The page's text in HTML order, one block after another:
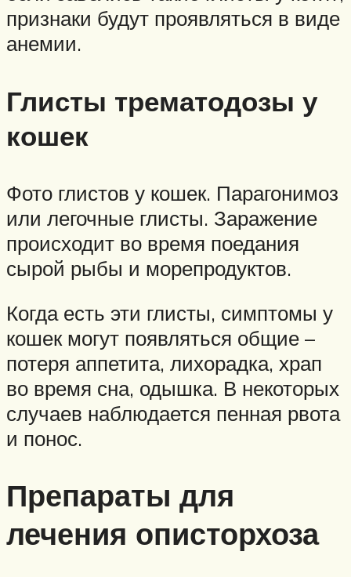
признаки будут проявляться в виде
анемии.
Глисты трематодозы у
кошек
Фото глистов у кошек. Парагонимоз
или легочные глисты. Заражение
происходит во время поедания
сырой рыбы и морепродуктов.
Когда есть эти глисты, симптомы у
кошек могут появляться общие –
потеря аппетита, лихорадка, храп
во время сна, одышка. В некоторых
случаев наблюдается пенная рвота
и понос.
Препараты для
лечения описторхоза